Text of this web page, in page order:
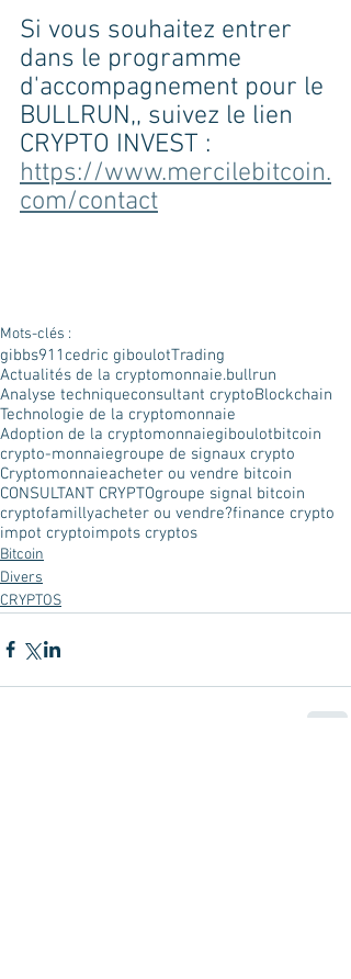
Si vous souhaitez entrer
dans le programme
d'accompagnement pour le
BULLRUN,, suivez le lien
CRYPTO INVEST :
https://www.mercilebitcoin.
com/contact
Mots-clés :
gibbs911 cedric giboulotTrading
Actualités de la cryptomonnaie.bullrun
Analyse techniqueconsultant cryptoBlockchain
Technologie de la cryptomonnaie
Adoption de la cryptomonnaiegiboulotbitcoin
crypto-monnaiegroupe de signaux crypto
Cryptomonnaieacheter ou vendre bitcoin
CONSULTANT CRYPTOgroupe signal bitcoin
cryptofamillyacheter ou vendre?finance crypto
impot cryptoimpots cryptos
Bitcoin
Divers
CRYPTOS